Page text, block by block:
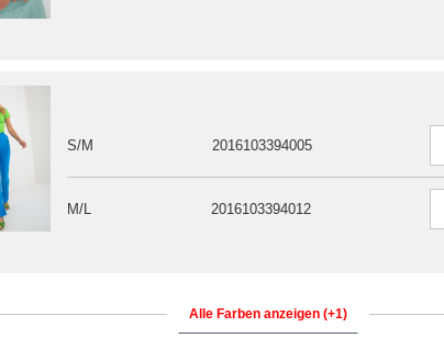
S/M 2016103394005
M/L 2016103394012
Alle Farben anzeigen (+1)